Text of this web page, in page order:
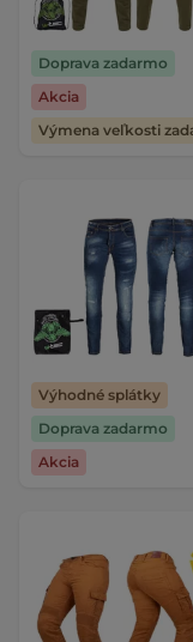
Doprava zadarmo
Akcia
Výhodné splátky
Doprava zadarmo
Akcia